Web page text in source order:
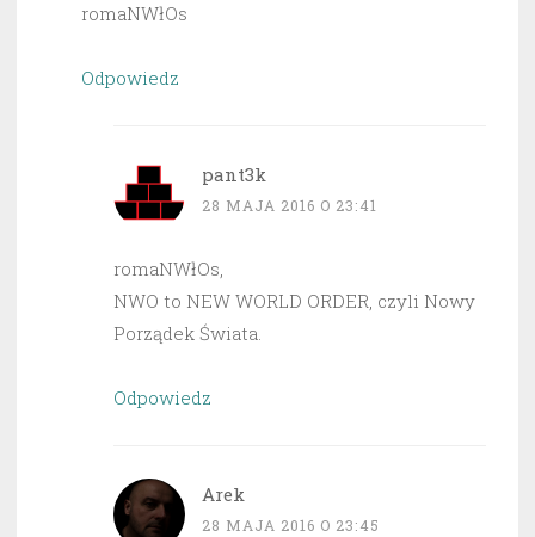
romaNWłOs
Odpowiedz
pant3k
28 MAJA 2016 O 23:41
romaNWłOs,
NWO to NEW WORLD ORDER, czyli Nowy
Porządek Świata.
Odpowiedz
Arek
28 MAJA 2016 O 23:45